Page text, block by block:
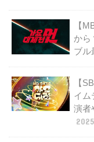
【
から
ブル
【
イム
演者